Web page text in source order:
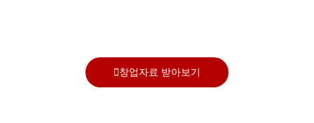
창업자료 받아보기